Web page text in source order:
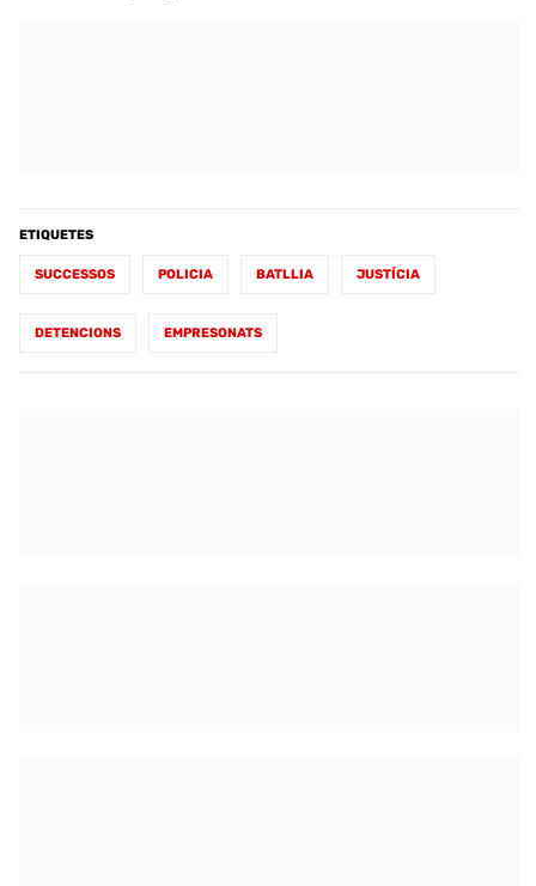
ETIQUETES
SUCCESSOS POLICIA BATLLIA JUSTÍCIA
DETENCIONS EMPRESONATS